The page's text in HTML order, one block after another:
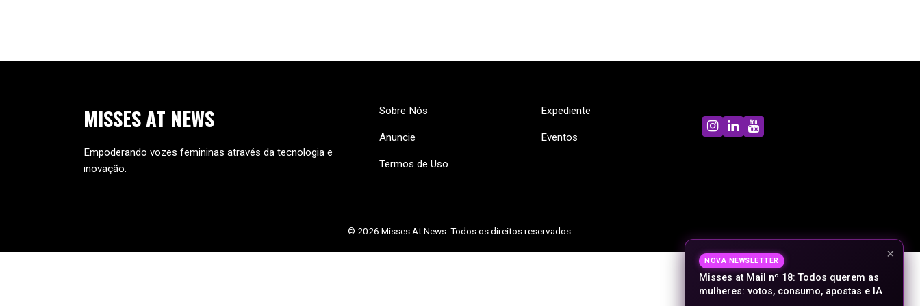
MISSESAT NEWS
Empoderando vozes femininas através da tecnologia e
inovação.
Sobre Nós
Anuncie
Termos de Uso
Expediente
Eventos
© 2026 Misses At News. Todos os direitos reservados.
×
NOVA NEWSLETTER
Misses at Mail nº 18: Todos querem as
mulheres: votos, consumo, apostas e IA